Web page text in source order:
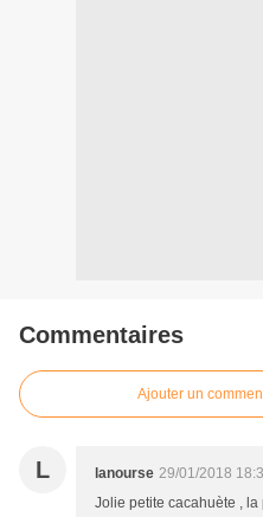
Commentaires
Ajouter un
L lanourse 29/01/2018
Jolie petite cacahuète ,